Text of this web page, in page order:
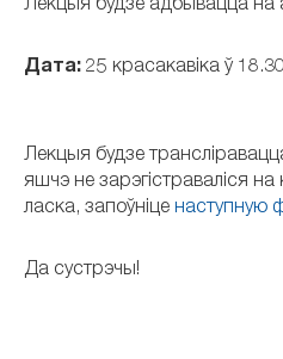
Лекцыя будзе адбывацца на
Дата: 25 красакавіка ў
Лекцыя будзе
яшчэ не зарэгістраваліся
ласка, запоўніце наступную
Да сустрэчы!